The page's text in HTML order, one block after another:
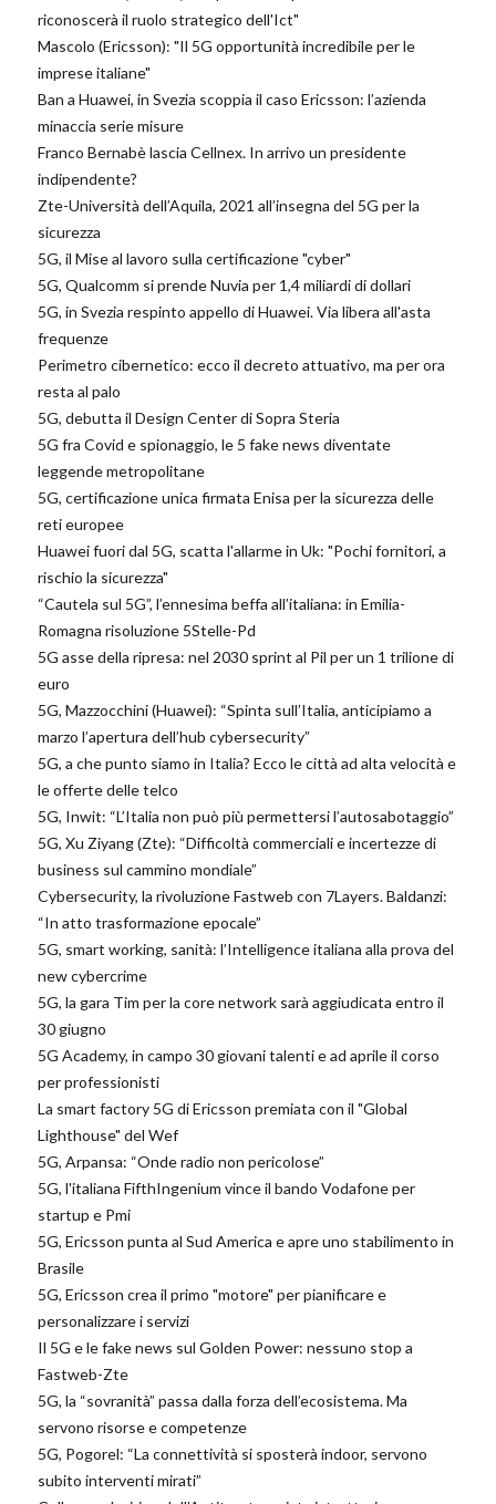
riconoscerà il ruolo strategico dell'Ict"
Mascolo (Ericsson): "Il 5G opportunità incredibile per le
imprese italiane"
Ban a Huawei, in Svezia scoppia il caso Ericsson: l’azienda
minaccia serie misure
Franco Bernabè lascia Cellnex. In arrivo un presidente
indipendente?
Zte-Università dell’Aquila, 2021 all’insegna del 5G per la
sicurezza
5G, il Mise al lavoro sulla certificazione "cyber"
5G, Qualcomm si prende Nuvia per 1,4 miliardi di dollari
5G, in Svezia respinto appello di Huawei. Via libera all'asta
frequenze
Perimetro cibernetico: ecco il decreto attuativo, ma per ora
resta al palo
5G, debutta il Design Center di Sopra Steria
5G fra Covid e spionaggio, le 5 fake news diventate
leggende metropolitane
5G, certificazione unica firmata Enisa per la sicurezza delle
reti europee
Huawei fuori dal 5G, scatta l'allarme in Uk: "Pochi fornitori, a
rischio la sicurezza"
“Cautela sul 5G”, l’ennesima beffa all’italiana: in Emilia-
Romagna risoluzione 5Stelle-Pd
5G asse della ripresa: nel 2030 sprint al Pil per un 1 trilione di
euro
5G, Mazzocchini (Huawei): “Spinta sull’Italia, anticipiamo a
marzo l’apertura dell’hub cybersecurity”
5G, a che punto siamo in Italia? Ecco le città ad alta velocità e
le offerte delle telco
5G, Inwit: “L’Italia non può più permettersi l’autosabotaggio”
5G, Xu Ziyang (Zte): “Difficoltà commerciali e incertezze di
business sul cammino mondiale”
Cybersecurity, la rivoluzione Fastweb con 7Layers. Baldanzi:
“In atto trasformazione epocale”
5G, smart working, sanità: l’Intelligence italiana alla prova del
new cybercrime
5G, la gara Tim per la core network sarà aggiudicata entro il
30 giugno
5G Academy, in campo 30 giovani talenti e ad aprile il corso
per professionisti
La smart factory 5G di Ericsson premiata con il "Global
Lighthouse" del Wef
5G, Arpansa: “Onde radio non pericolose”
5G, l'italiana FifthIngenium vince il bando Vodafone per
startup e Pmi
5G, Ericsson punta al Sud America e apre uno stabilimento in
Brasile
5G, Ericsson crea il primo "motore" per pianificare e
personalizzare i servizi
Il 5G e le fake news sul Golden Power: nessuno stop a
Fastweb-Zte
5G, la “sovranità” passa dalla forza dell’ecosistema. Ma
servono risorse e competenze
5G, Pogorel: “La connettività si sposterà indoor, servono
subito interventi mirati”